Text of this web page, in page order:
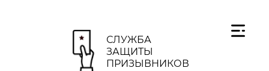
СЛУЖБА
ЗАЩИТЫ
ПРИЗЫВНИКОВ